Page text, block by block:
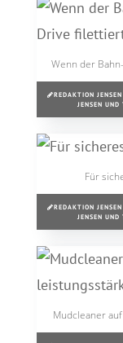
Wenn der
REDAKTION
JENSEN UND
Für
REDAKTION
JENSEN UND
Mudcleaner